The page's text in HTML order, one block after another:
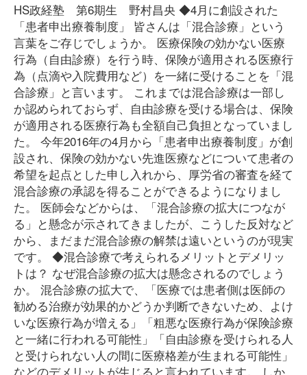
HS政経塾 第6期生 野村昌央 ◆4月に創設された
「患者申出療養制度」 皆さんは「混合診療」という
言葉をご存じでしょうか。 医療保険の効かない医療
行為（自由診療）を行う時、保険が適用される医療行
為（点滴や入院費用など）を一緒に受けることを「混
合診療」と言います。 これまでは混合診療は一部し
か認められておらず、自由診療を受ける場合は、保険
が適用される医療行為も全額自己負担となっていまし
た。 今年2016年の4月から「患者申出療養制度」が創
設され、保険の効かない先進医療などについて患者の
希望を起点とした申し入れから、厚労省の審査を経て
混合診療の承認を得ることができるようになりまし
た。 医師会などからは、「混合診療の拡大につなが
る」と懸念が示されてきましたが、こうした反対など
から、まだまだ混合診療の解禁は遠いというのが現実
です。 ◆混合診療で考えられるメリットとデメリッ
トは？ なぜ混合診療の拡大は懸念されるのでしょう
か。 混合診療の拡大で、「医療では患者側は医師の
勧める治療が効果的かどうか判断できないため、よけ
いな医療行為が増える」「粗悪な医療行為が保険診療
と一緒に行われる可能性」「自由診療を受けられる人
と受けられない人の間に医療格差が生まれる可能性」
などのデメリットが生じると言われています。 しか